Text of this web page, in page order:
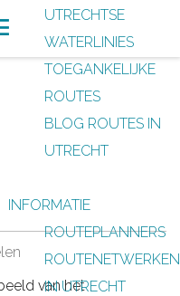
UTRECHTSE
WATERLINIES
TOEGANKELIJKE
ROUTES
BLOG ROUTES IN
UTRECHT
INFORMATIE
ROUTEPLANNERS
ROUTENETWERKEN
IN UTRECHT
van het